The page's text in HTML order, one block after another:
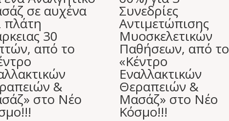
σε αυχένα
πλάτη
30
από το
&
στο Νέο
Συνεδρίες
Αντιμετώπισης
Μυοσκελετικών
Παθήσεων, από το
«Κέντρο
Εναλλακτικών
Θεραπειών &
Μασάζ» στο Νέο
Κόσμο!!!